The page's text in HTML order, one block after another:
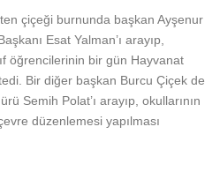
çiçeği burnunda başkan Ayşenur
Esat Yalman’ı arayıp,
öğrencilerinin bir gün Hayvanat
Bir diğer başkan Burcu Çiçek de
Semih Polat’ı arayıp, okullarının
düzenlemesi yapılması